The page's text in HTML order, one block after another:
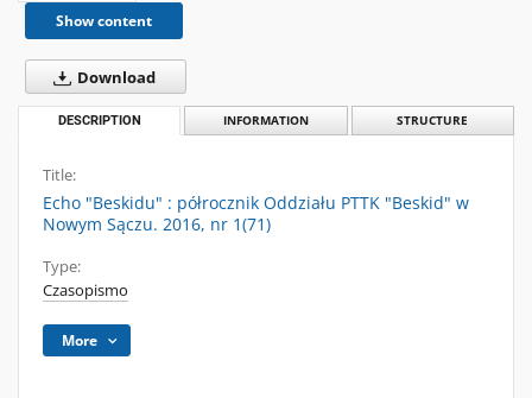
Show content
Download
DESCRIPTION INFORMATION STRUCTURE
Title:
Echo "Beskidu" : półrocznik Oddziału PTTK "Beskid" w
Nowym Sączu. 2016, nr 1(71)
Type:
Czasopismo
More